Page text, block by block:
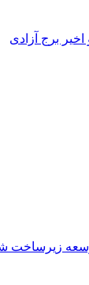
برج آزادی
زیرساخت